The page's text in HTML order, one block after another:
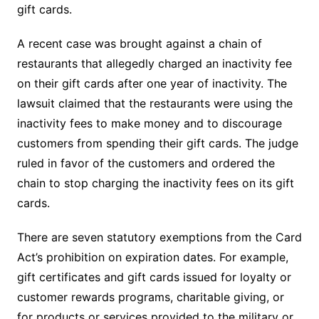
gift cards.
A recent case was brought against a chain of
restaurants that allegedly charged an inactivity fee
on their gift cards after one year of inactivity. The
lawsuit claimed that the restaurants were using the
inactivity fees to make money and to discourage
customers from spending their gift cards. The judge
ruled in favor of the customers and ordered the
chain to stop charging the inactivity fees on its gift
cards.
There are seven statutory exemptions from the Card
Act’s prohibition on expiration dates. For example,
gift certificates and gift cards issued for loyalty or
customer rewards programs, charitable giving, or